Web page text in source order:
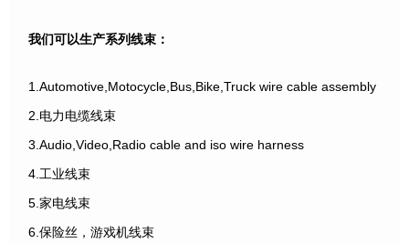
我们可以生产系列线束：
1.Automotive,Motocycle,Bus,Bike,Truck wire cable assembly
2.电力电缆线束
3.Audio,Video,Radio cable and iso wire harness
4.工业线束
5.家电线束
6.保险丝，游戏机线束